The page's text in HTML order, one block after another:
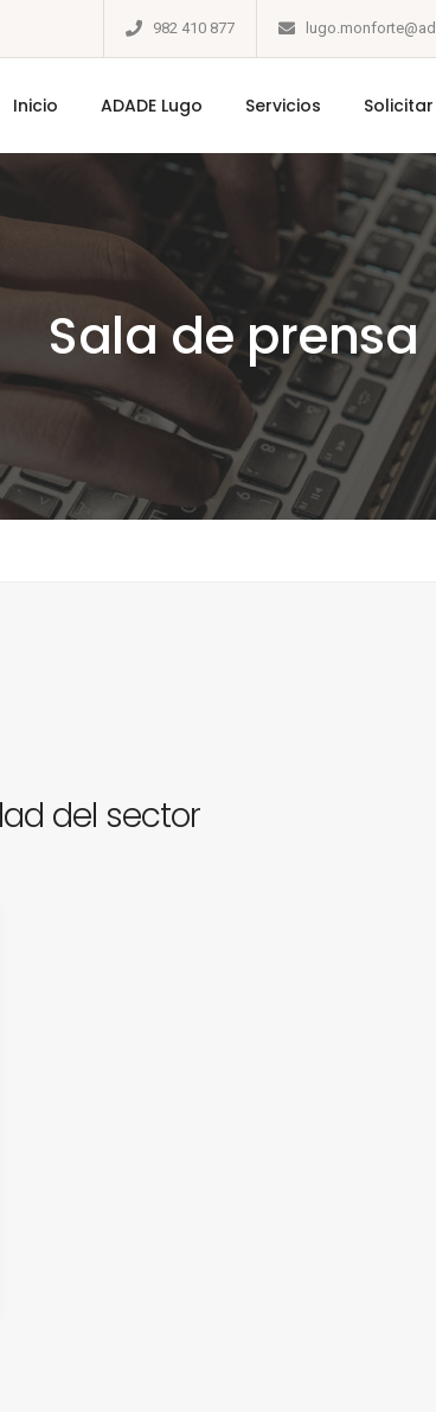
982 410 877
Inicio ADADE Lugo Servicios
Sala de prensa
del sector